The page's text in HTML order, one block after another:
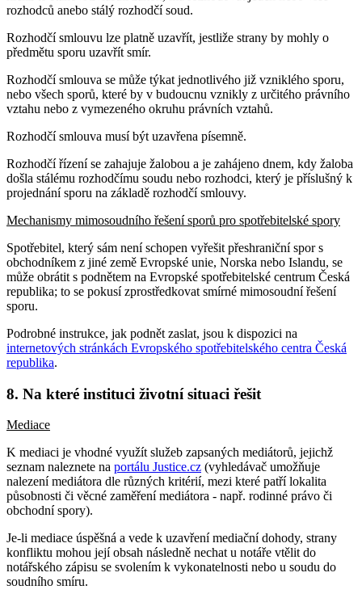
rozhodců anebo stálý rozhodčí soud.
Rozhodčí smlouvu lze platně uzavřít, jestliže strany by mohly o
předmětu sporu uzavřít smír.
Rozhodčí smlouva se může týkat jednotlivého již vzniklého sporu,
nebo všech sporů, které by v budoucnu vznikly z určitého právního
vztahu nebo z vymezeného okruhu právních vztahů.
Rozhodčí smlouva musí být uzavřena písemně.
Rozhodčí řízení se zahajuje žalobou a je zahájeno dnem, kdy žaloba
došla stálému rozhodčímu soudu nebo rozhodci, který je příslušný k
projednání sporu na základě rozhodčí smlouvy.
Mechanismy mimosoudního řešení sporů pro spotřebitelské spory
Spotřebitel, který sám není schopen vyřešit přeshraniční spor s
obchodníkem z jiné země Evropské unie, Norska nebo Islandu, se
může obrátit s podnětem na Evropské spotřebitelské centrum Česká
republika; to se pokusí zprostředkovat smírné mimosoudní řešení
sporu.
Podrobné instrukce, jak podnět zaslat, jsou k dispozici na
internetových stránkách Evropského spotřebitelského centra Česká
republika.
8. Na které instituci životní situaci řešit
Mediace
K mediaci je vhodné využít služeb zapsaných mediátorů, jejichž
seznam naleznete na portálu Justice.cz (vyhledávač umožňuje
nalezení mediátora dle různých kritérií, mezi které patří lokalita
působnosti či věcné zaměření mediátora - např. rodinné právo či
obchodní spory).
Je-li mediace úspěšná a vede k uzavření mediační dohody, strany
konfliktu mohou její obsah následně nechat u notáře vtělit do
notářského zápisu se svolením k vykonatelnosti nebo u soudu do
soudního smíru.